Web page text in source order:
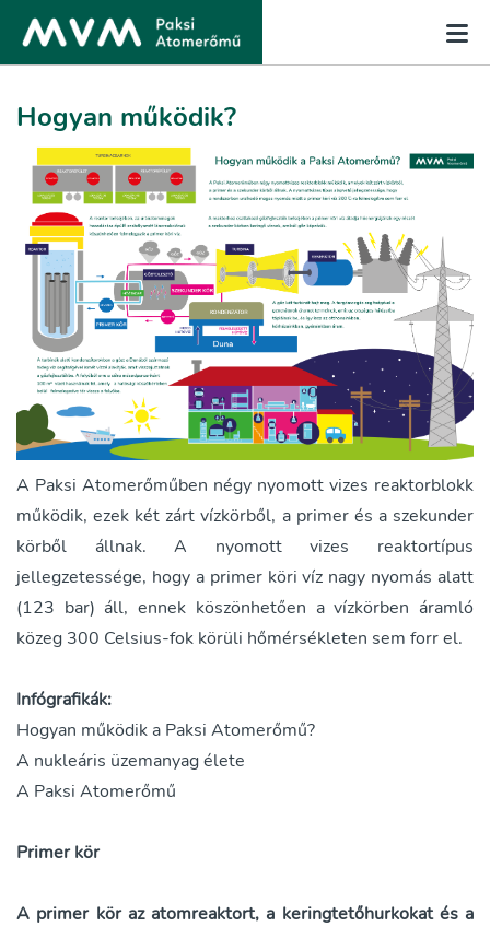
Hogyan működik?
A Paksi Atomerőműben négy nyomott vizes reaktorblokk
működik, ezek két zárt vízkörből, a primer és a szekunder
körből állnak. A nyomott vizes reaktortípus
jellegzetessége, hogy a primer köri víz nagy nyomás alatt
(123 bar) áll, ennek köszönhetően a vízkörben áramló
közeg 300 Celsius-fok körüli hőmérsékleten sem forr el.
Infógrafikák:
Hogyan működik a Paksi Atomerőmű?
A nukleáris üzemanyag élete
A Paksi Atomerőmű
Primer kör
A primer kör az atomreaktort, a keringtetőhurkokat és a